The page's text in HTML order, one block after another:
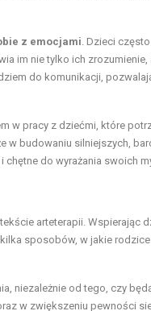
z emocjami. Dzieci
im nie tylko ich
do komunikacji,
w pracy z dziećmi, które
budowaniu silniejszych,
do wyrażania swoich
arteterapii. Wspierając
sposobów, w jakie
niezależnie od tego, czy
w zwiększeniu pewności